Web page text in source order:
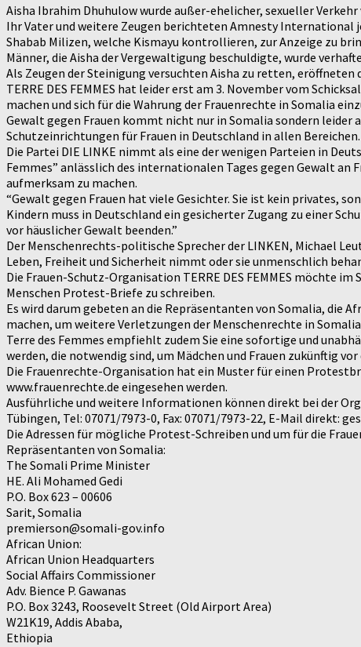
Aisha Ibrahim Dhuhulow wurde außer-ehelicher, sexueller
Ihr Vater und weitere Zeugen berichteten Amnesty International
Shabab Milizen, welche Kismayu kontrollieren, zur Anzeige zu
Männer, die Aisha der Vergewaltigung beschuldigte, wurde
Als Zeugen der Steinigung versuchten Aisha zu retten,
TERRE DES FEMMES hat leider erst am 3. November vom
machen und sich für die Wahrung der Frauenrechte in Somalia
Gewalt gegen Frauen kommt nicht nur in Somalia sondern leider
Schutzeinrichtungen für Frauen in Deutschland in allen Bereichen.
Die Partei DIE LINKE nimmt als eine der wenigen Parteien in
Femmes” anlässlich des internationalen Tages gegen Gewalt
aufmerksam zu machen.
“Gewalt gegen Frauen hat viele Gesichter. Sie ist kein privates,
Kindern muss in Deutschland ein gesicherter Zugang zu einer
vor häuslicher Gewalt beenden.”
Der Menschenrechts-politische Sprecher der LINKEN, Michael
Leben, Freiheit und Sicherheit nimmt oder sie unmenschlich
Die Frauen-Schutz-Organisation TERRE DES FEMMES möchte
Menschen Protest-Briefe zu schreiben.
Es wird darum gebeten an die Repräsentanten von Somalia, die
machen, um weitere Verletzungen der Menschenrechte in
Terre des Femmes empfiehlt zudem Sie eine sofortige und
werden, die notwendig sind, um Mädchen und Frauen zukünftig
Die Frauenrechte-Organisation hat ein Muster für einen
www.frauenrechte.de eingesehen werden.
Ausführliche und weitere Informationen können direkt bei der
Tübingen, Tel: 07071/7973-0, Fax: 07071/7973-22, E-Mail direkt:
Die Adressen für mögliche Protest-Schreiben und um für die
Repräsentanten von Somalia:
The Somali Prime Minister
HE. Ali Mohamed Gedi
P.O. Box 623 – 00606
Sarit, Somalia
premierson@somali-gov.info
African Union:
African Union Headquarters
Social Affairs Commissioner
Adv. Bience P. Gawanas
P.O. Box 3243, Roosevelt Street (Old Airport Area)
W21K19, Addis Ababa,
Ethiopia